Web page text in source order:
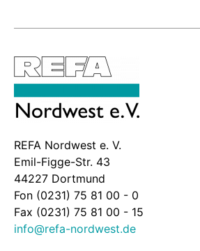
REFA Nordwest e. V.
Emil-Figge-Str. 43
44227 Dortmund
Fon (0231) 75 81 00 - 0
Fax (0231) 75 81 00 - 15
info@refa-nordwest.de